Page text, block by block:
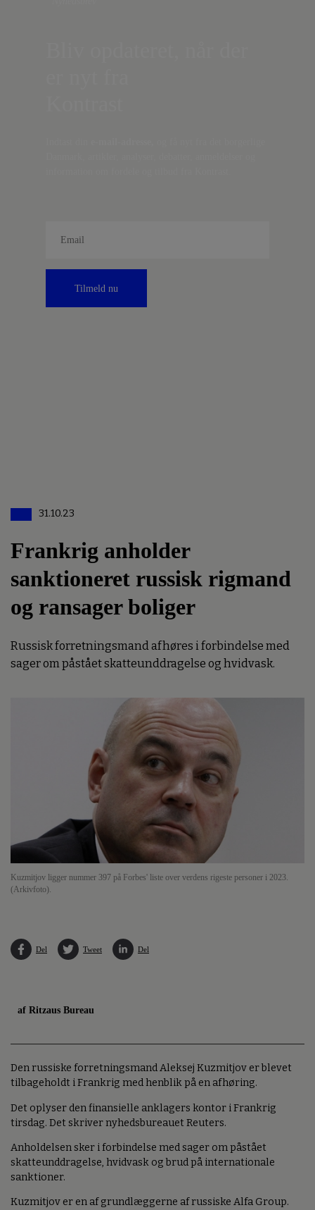
Tilmeld nu
31.10.23
Frankrig anholder
sanktioneret russisk rigmand
og ransager boliger
Russisk forretningsmand afhøres i forbindelse med
sager om påstået skatteunddragelse og hvidvask.
Kuzmitjov ligger nummer 397 på Forbes' liste over verdens rigeste personer i 2023.
(Arkivfoto).
Del Tweet Del
af Ritzaus Bureau
Den russiske forretningsmand Aleksej Kuzmitjov er blevet
tilbageholdt i Frankrig med henblik på en afhøring.
Det oplyser den finansielle anklagers kontor i Frankrig
tirsdag. Det skriver nyhedsbureauet Reuters.
Anholdelsen sker i forbindelse med sager om påstået
skatteunddragelse, hvidvask og brud på internationale
sanktioner.
Kuzmitjov er en af grundlæggerne af russiske Alfa Group.